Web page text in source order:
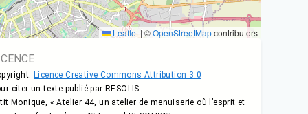
Leaflet | ©OpenStreetMapcontributors
Licence Creative Commons Attribution 3.0
citer un texte publié par RESOLIS:
Monique, « Atelier 44, un atelier de menuiserie où l’esprit et